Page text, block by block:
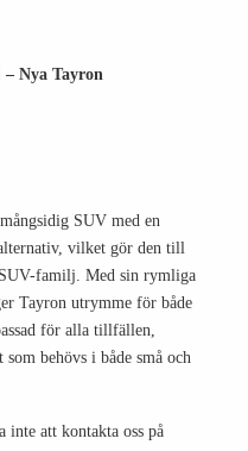
Nya Tayron
SUV med en
vilket gör den till
familj. Med sin rymliga
Tayron utrymme för både
för alla tillfällen,
behövs i både små och
inte att kontakta oss på